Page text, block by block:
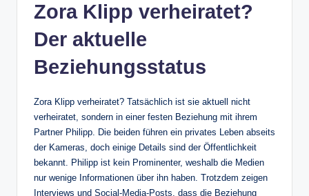
Zora Klipp verheiratet?
Der aktuelle
Beziehungsstatus
Zora Klipp verheiratet? Tatsächlich ist sie aktuell nicht
verheiratet, sondern in einer festen Beziehung mit ihrem
Partner Philipp. Die beiden führen ein privates Leben abseits
der Kameras, doch einige Details sind der Öffentlichkeit
bekannt. Philipp ist kein Prominenter, weshalb die Medien
nur wenige Informationen über ihn haben. Trotzdem zeigen
Interviews und Social-Media-Posts, dass die Beziehung